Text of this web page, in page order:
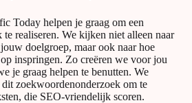
Today helpen je graag om een
realiseren. We kijken niet alleen naar
doelgroep, maar ook naar hoe
inspringen. Zo creëren we voor jou
je graag helpen te benutten. We
zoekwoordenonderzoek om te
die SEO-vriendelijk scoren.